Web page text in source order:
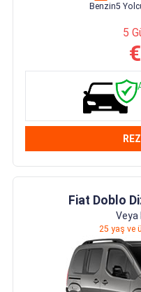
Benzin5
5
Fiat Doblo
Veya
25 yaş ve